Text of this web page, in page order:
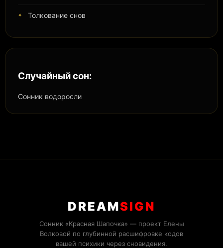
Толкование снов
Случайный сон:
Сонник водоросли
DREAMSIGN
Сонник «Красная Шапочка» — проект Елены
Волковой по глубинной расшифровке кодов
вашей психики через сновидения.